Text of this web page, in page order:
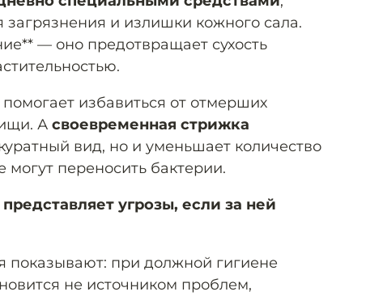
и излишки кожного сала.
— оно предотвращает сухость
помогает избавиться от отмерших
А своевременная стрижка
вид, но и уменьшает количество
переносить бактерии.
угрозы, если за ней
показывают: при должной гигиене
не источником проблем,